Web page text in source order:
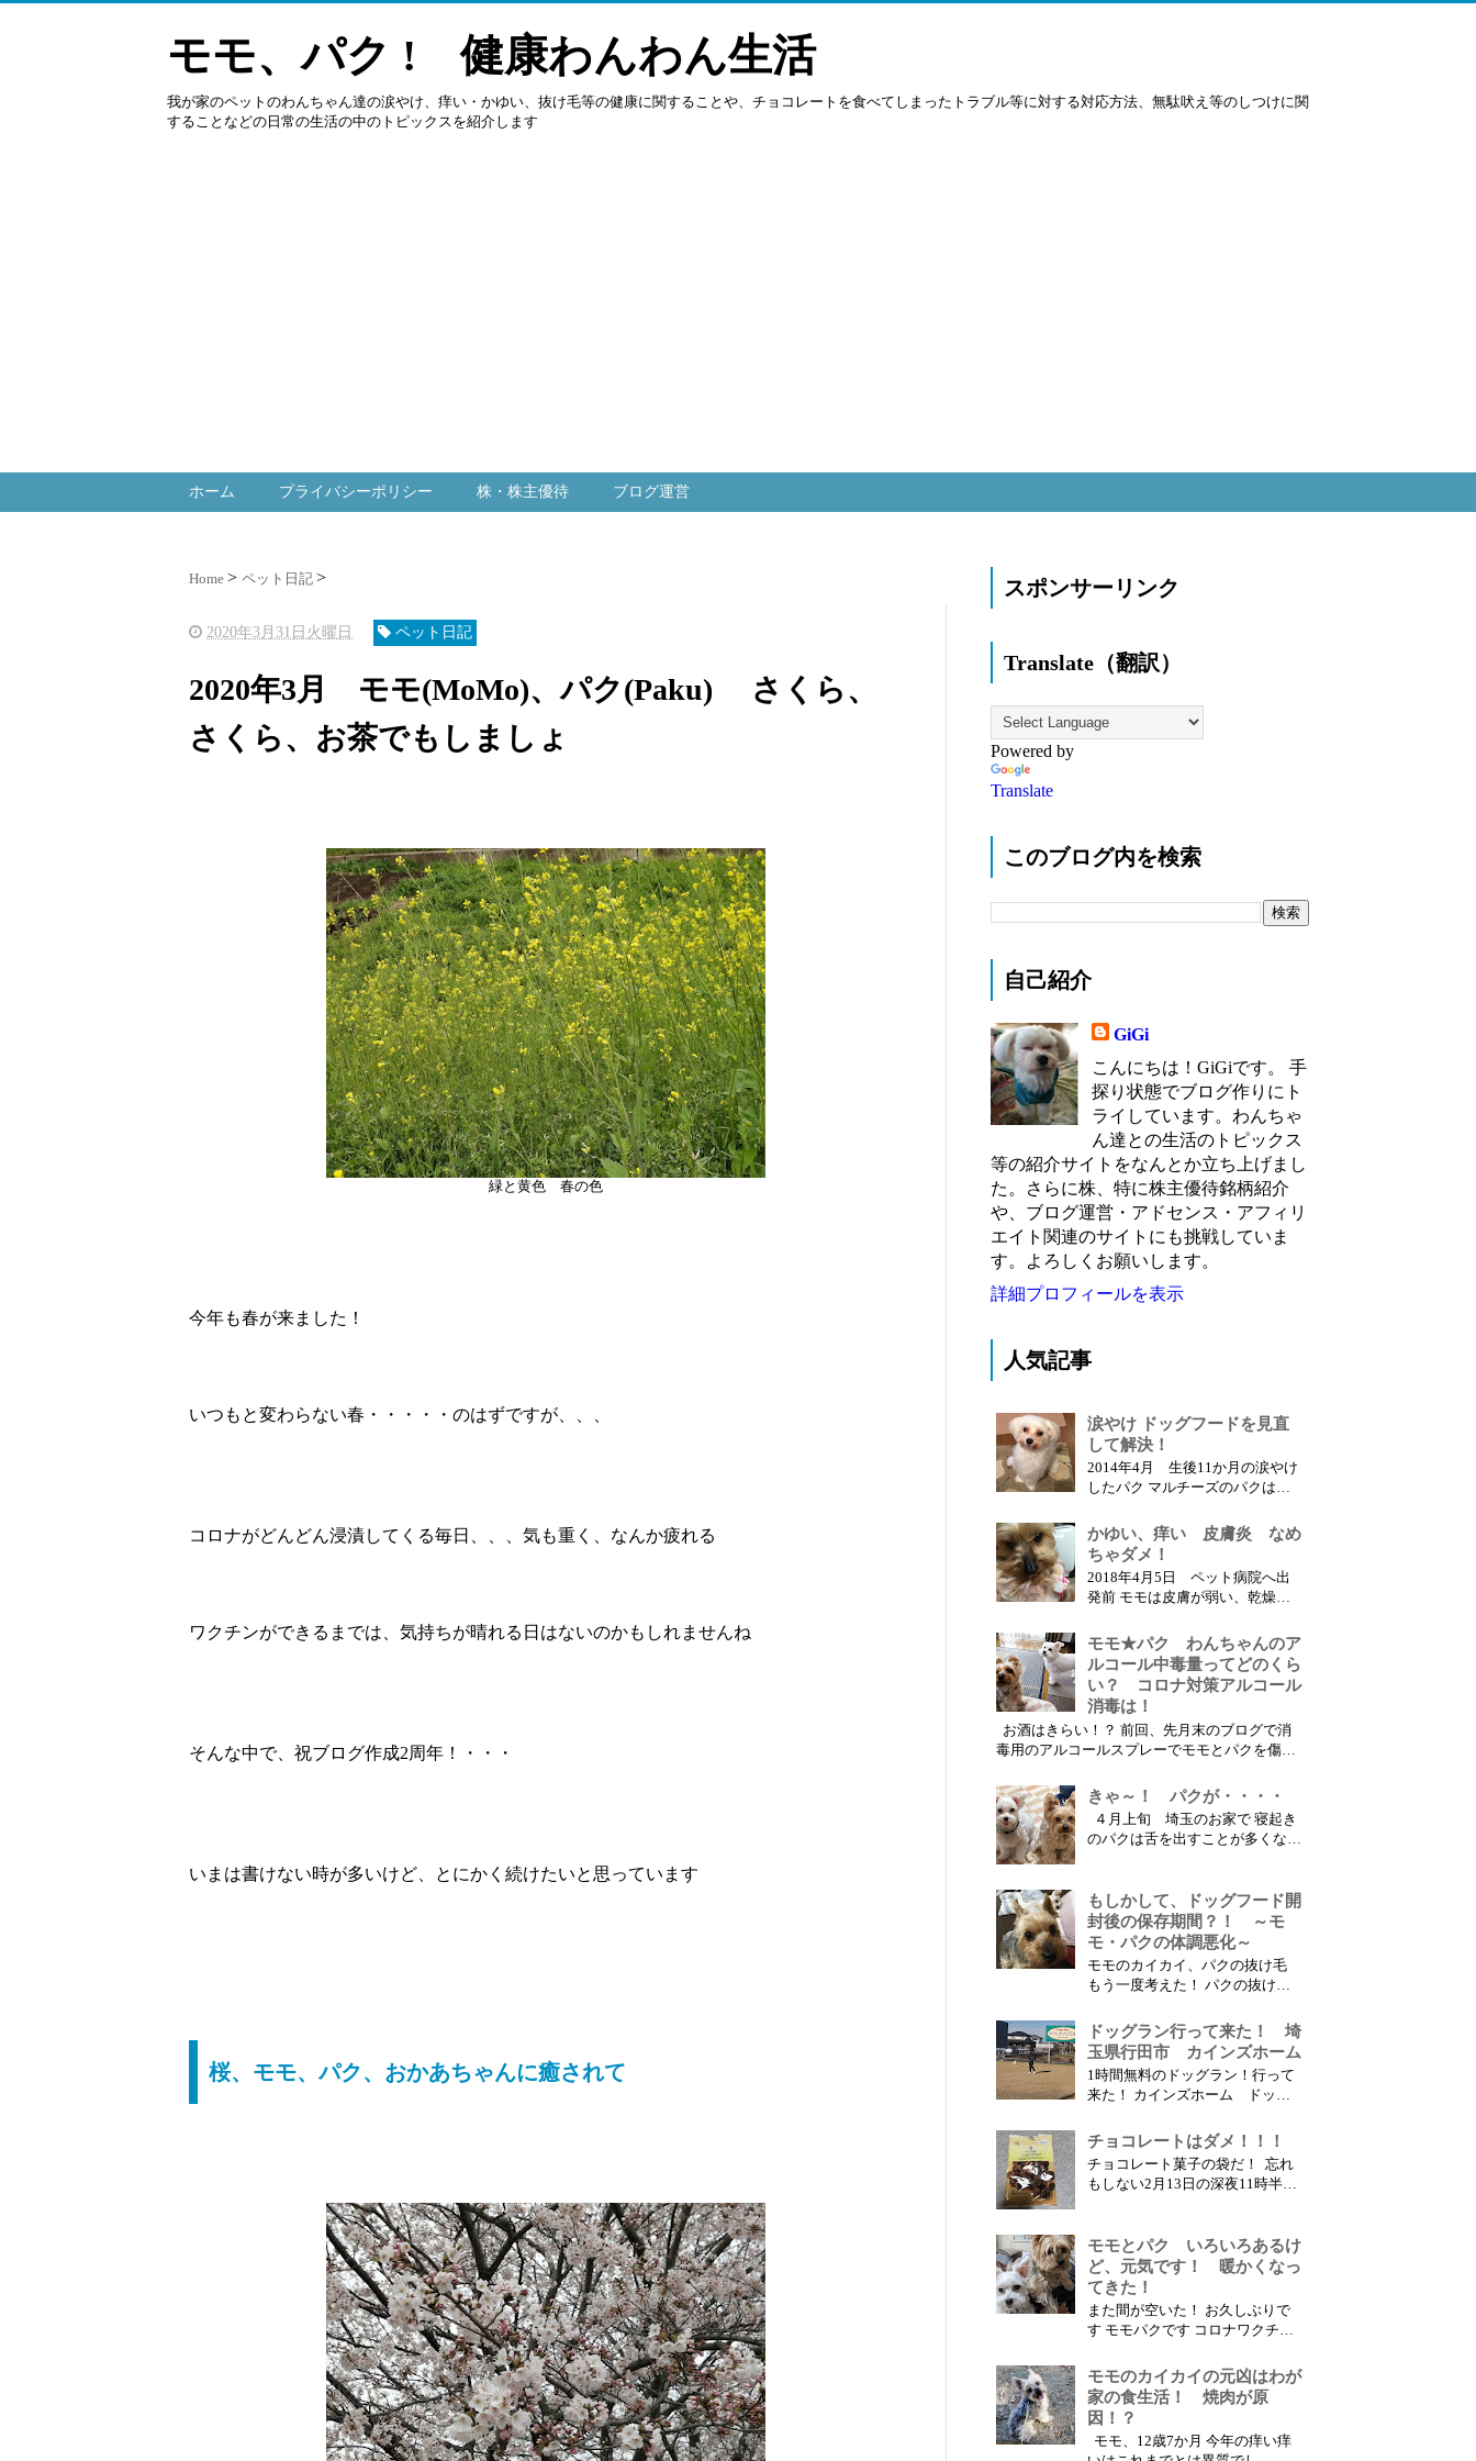
モモ、パク ! 健康わんわん生活
我が家のペットのわんちゃん達の涙やけ、痒い・かゆい、抜け毛等の健康に関することや、チョコレートを食べてしまったトラブル等に対する対応方法、無駄吠え等のしつけに関
することなどの日常の生活の中のトピックスを紹介します
ホーム プライバシーポリシー 株・株主優待 ブログ運営
Home ペット日記
2020年3月31日火曜日 ペット日記
2020年3月 モモ(MoMo)、パク(Paku) さくら、
さくら、お茶でもしましょ
緑と黄色 春の色
今年も春が来ました！
いつもと変わらない春・・・・・のはずですが、、、
コロナがどんどん浸漬してくる毎日、、、気も重く、なんか疲れる
ワクチンができるまでは、気持ちが晴れる日はないのかもしれませんね
そんな中で、祝ブログ作成2周年！・・・
いまは書けない時が多いけど、とにかく続けたいと思っています
桜、モモ、パク、おかあちゃんに癒されて
スポンサーリンク
Translate（翻訳）
Powered by
Translate
このブログ内を検索
自己紹介
GiGi
こんにちは！GiGiです。 手
探り状態でブログ作りにト
ライしています。わんちゃ
ん達との生活のトピックス
等の紹介サイトをなんとか立ち上げまし
た。さらに株、特に株主優待銘柄紹介
や、ブログ運営・アドセンス・アフィリ
エイト関連のサイトにも挑戦していま
す。よろしくお願いします。
詳細プロフィールを表示
人気記事
涙やけ ドッグフードを見直
して解決！
2014年4月 生後11か月の涙やけ
したパク マルチーズのパクは今
す。 マルなので体はきれいな白
色ですが、幼犬のころから涙や目
ヤニがでやすく、目や口の周りが
茶色くなっていました。 写真の
ように生後11か月を過ぎた頃には
かゆい、痒い 皮膚炎 なめ
ちゃダメ！
2018年4月5日 ペット病院へ出
発前 モモは皮膚が弱い、乾燥お
ります。 昨年末にも何度かお医
者さん言って、お薬をもらい様子
を見ていました。舐めてしまうの
で、内服薬で治療します。 しか
し、良くなって安心していると、
また患部を舐め...
モモ★パク わんちゃんのア
ルコール中毒量ってどのくら
い？ コロナ対策アルコール
消毒は！
お酒はきらい！？ 前回、先月末のブログで消
毒用のアルコールスプレーでモモとパクを傷つ
症状でした 実は、コロナの流行初期にも、リビ
ング内に置いていたゴミ箱のアルコールゴミで
モモとパクが吐いたことがあります ゴミ箱に蓋
はあったのですが、...
きゃ～！ パクが・・・・
４月上旬 埼玉のお家で 寝起き
のパクは舌を出すことが多くなっ
炬燵が活躍中 ねむい・・・ ふぁ
～あ 見てた・・・ ・・・ アクビ
もかわいいパクだけど、、、 そ
の正体は・・・？ みんなは知ら
ない・・・ 神奈川のお家に...
もしかして、ドッグフード開
封後の保存期間？！ ～モ
モ・パクの体調悪化～
モモのカイカイ、パクの抜け毛
もう一度考えた！ パクの抜け
た目の周りの赤い腫れ？！ モモ
のかゆい、痒い！ 胸や、脇は落
ち着いて綺麗になったけ
ど、、、、、 何か変だ、変だ
と、気になっていました そし
ドッグラン行って来た！ 埼
玉県行田市 カインズホーム
1時間無料のドッグラン！行って
来た！ カインズホーム ドッグ
休に昔お世話になっていた古墳で
有名な（最近は「のぼうの城」、
「陸王」で有名になった）埼玉県
行田市にあるカインズホームのド
チョコレートはダメ！！！
チョコレート菓子の袋だ！ 忘れ
もしない2月13日の深夜11時半過
グのこたつの前で 舌なめずり し
ているパクを発見！？ 何か食べ
た後の様子？？？ よく見ると菓
子袋がパクの近くに、、、 緊急
時の判断...
モモとパク いろいろあるけ
ど、元気です！ 暖かくなっ
てきた！
また間が空いた！ お久しぶりで
す モモパクです コロナワクチン
とうさん終わったけど、、、 今
回は、熱が出たり、だるかっ
た・・・ そして二人とも花粉症
で目がかゆい、鼻水がでる、くし
ゃみが止まらないとか 暖かくな
モモのカイカイの元凶はわが
家の食生活！ 焼肉が原
因！？
モモ、12歳7か月 今年の痒い痒